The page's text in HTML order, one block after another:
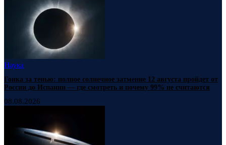
Наука
Гонка за тенью: полное солнечное затмение 12 августа пройдет от
России до Испании — где смотреть и почему 99% не считаются
08.08.2026